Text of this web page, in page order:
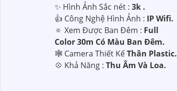
✨ Hình Ảnh Sắc nét : 3k .
👍 Công Nghệ Hình Ảnh : IP Wifi.
🔅 Xem Được Ban Đêm : Full
Color 30m Có Màu Ban Ðêm.
🕸️ Camera Thiết KếThân Plastic.
️💠 Khả Năng : Thu Âm Và Loa.